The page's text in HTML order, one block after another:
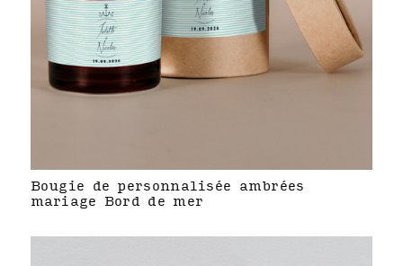
Bougie de personnalisée ambrées
mariage Bord de mer